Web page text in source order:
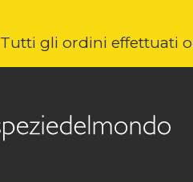
Tutti gli ordini effettuati